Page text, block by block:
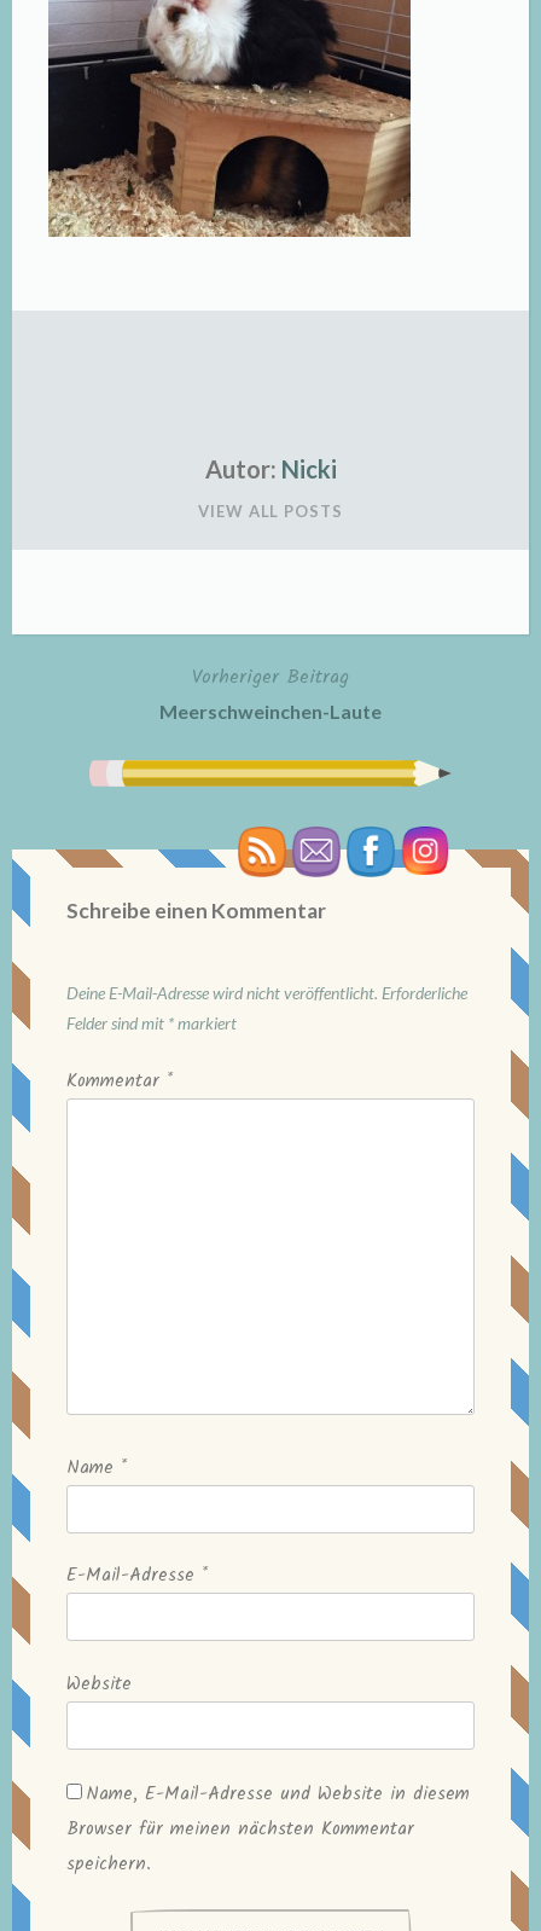
Autor: Nicki
VIEW ALL POSTS
BeitragsnavigationVorheriger Beitrag
Meerschweinchen-Laute
Schreibe einen Kommentar
Deine E-Mail-Adresse wird nicht veröffentlicht. Erforderliche
Felder sind mit *markiert
Kommentar *
Name *
E-Mail-Adresse *
Website
Name, E-Mail-Adresse und Website in diesem
Browser für meinen nächsten Kommentar
speichern.